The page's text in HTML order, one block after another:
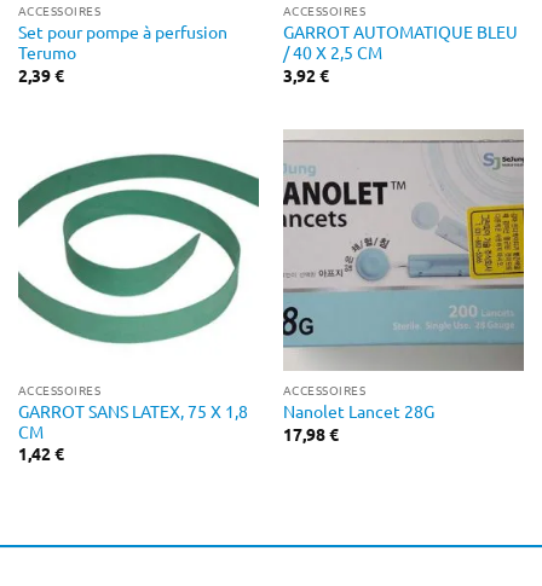
ACCESSOIRES
Set pour pompe à perfusion
Terumo
2,39€
ACCESSOIRES
GARROT AUTOMATIQUE BLEU
/ 40 X 2,5 CM
3,92 €
ACCESSOIRES
GARROT SANS LATEX, 75 X 1,8
CM
1,42€
ACCESSOIRES
Nanolet Lancet 28G
17,98€